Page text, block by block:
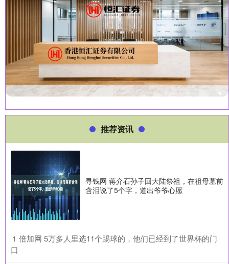
推荐资讯
寻钱网 蒋介石孙子回大陆祭祖，在祖母墓前
含泪说了5个字，道出爷爷心愿
1 ​倍加网 5万多人里选11个踢球的，他们已经到了世界杯的门
口